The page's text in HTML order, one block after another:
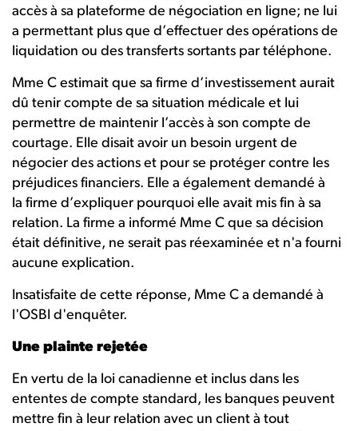
accès à sa plateforme de négociation en ligne; ne lui
a permettant plus que d’effectuer des opérations de
liquidation ou des transferts sortants par téléphone.
Mme C estimait que sa firme d’investissement aurait
dû tenir compte de sa situation médicale et lui
permettre de maintenir l’accès à son compte de
courtage. Elle disait avoir un besoin urgent de
négocier des actions et pour se protéger contre les
préjudices financiers. Elle a également demandé à
la firme d’expliquer pourquoi elle avait mis fin à sa
relation. La firme a informé Mme C que sa décision
était définitive, ne serait pas réexaminée et n'a fourni
aucune explication.
Insatisfaite de cette réponse, Mme C a demandé à
l'OSBI d'enquêter.
Une plainte rejetée
En vertu de la loi canadienne et inclus dans les
ententes de compte standard, les banques peuvent
mettre fin à leur relation avec un client à tout